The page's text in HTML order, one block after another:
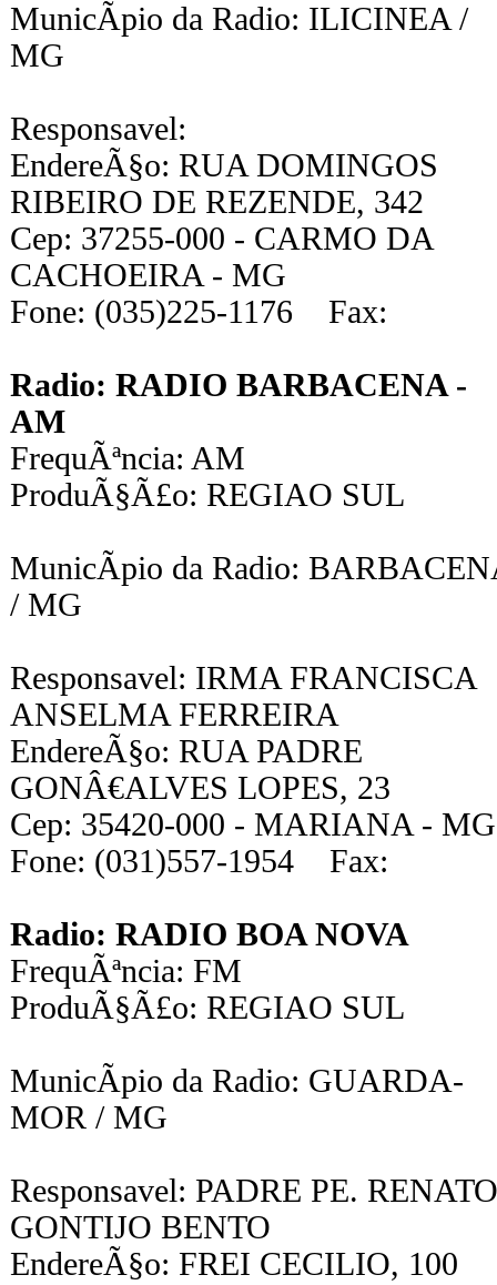
MunicÃ­pio da Radio: ILICINEA /
MG
Responsavel:
EndereÃ§o: RUA DOMINGOS
RIBEIRO DE REZENDE, 342
Cep: 37255-000 - CARMO DA
CACHOEIRA - MG
Fone: (035)225-1176 Fax:
Radio: RADIO BARBACENA -
AM
FrequÃªncia: AM
ProduÃ§Ã£o: REGIAO SUL
MunicÃ­pio da Radio:
/ MG
Responsavel: IRMA FRANCISCA
ANSELMA FERREIRA
EndereÃ§o: RUA PADRE
GONÂ€ALVES LOPES, 23
Cep: 35420-000 - MARIANA - MG
Fone: (031)557-1954 Fax:
Radio: RADIO BOA NOVA
FrequÃªncia: FM
ProduÃ§Ã£o: REGIAO SUL
MunicÃ­pio da Radio: GUARDA-
MOR / MG
Responsavel: PADRE PE. RENATO
GONTIJO BENTO
EndereÃ§o: FREI CECILIO, 100